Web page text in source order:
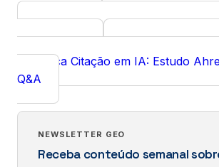
Comunidade
Perguntas frequentes sobre
Amplifica Citação em IA: Estudo
Q&A
NEWSLETTER GEO
Receba conteúdo semanal